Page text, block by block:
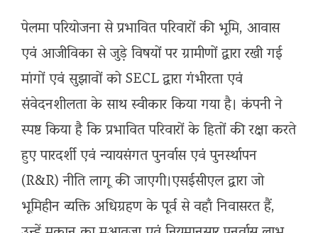
पेलमा परियोजना से प्रभावित परिवारों की भूमि, आवास
एवं आजीविका से जुड़े विषयों पर ग्रामीणों द्वारा रखी गई
मांगों एवं सुझावों को SECL द्वारा गंभीरता एवं
संवेदनशीलता के साथ स्वीकार किया गया है। कंपनी ने
स्पष्ट किया है कि प्रभावित परिवारों के हितों की रक्षा करते
हुए पारदर्शी एवं न्यायसंगत पुनर्वास एवं पुनर्स्थापन
(R&R) नीति लागू की जाएगी।एसईसीएल द्वारा जो
भूमिहीन व्यक्ति अधिग्रहण के पूर्व से वहाँ निवासरत हैं,